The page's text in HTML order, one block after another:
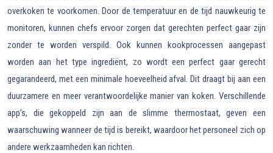
overkoken te voorkomen. Door de temperatuur en de tijd nauwkeurig te
monitoren, kunnen chefs ervoor zorgen dat gerechten perfect gaar zijn
zonder te worden verspild. Ook kunnen kookprocessen aangepast
worden aan het type ingrediënt, zo wordt een perfect gaar gerecht
gegarandeerd, met een minimale hoeveelheid afval. Dit draagt bij aan een
duurzamere en meer verantwoordelijke manier van koken. Verschillende
app’s, die gekoppeld zijn aan de slimme thermostaat, geven een
waarschuwing wanneer de tijd is bereikt, waardoor het personeel zich op
andere werkzaamheden kan richten.